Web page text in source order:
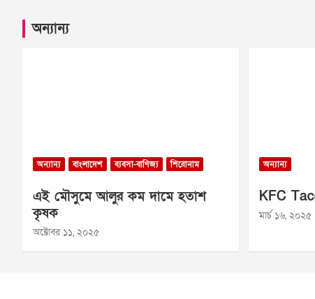
অন্যান্য
অন্যান্য বাংলাদেশ ব্যবসা-বাণিজ্য শিরোনাম
এই মৌসুমে আলুর কম দামে হতাশ
কৃষক
অক্টোবর ১১, ২০২৫
অন্যান্য
KFC
মার্চ ১৬, ২০২৫